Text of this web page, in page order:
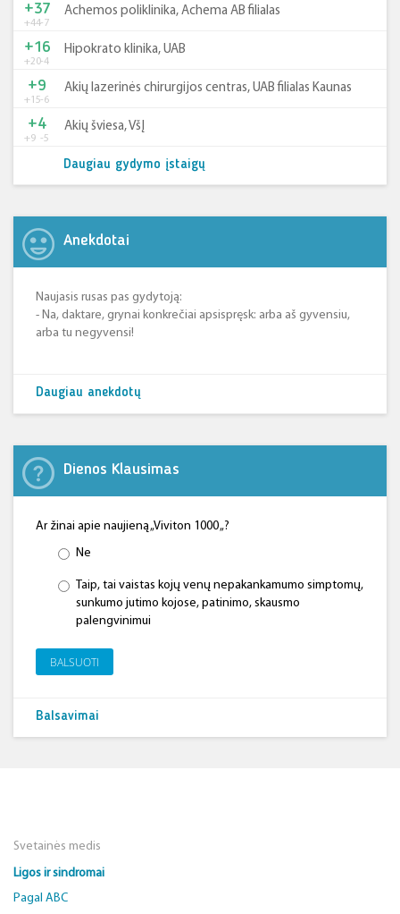
+44-7
+37 Achemos poliklinika, Achema AB filialas
+20-4
+16 Hipokrato klinika, UAB
+15-6
+9 Akių lazerinės chirurgijos centras, UAB filialas Kaunas
+9 -5
+4 Akių šviesa, VšĮ
Daugiau gydymo įstaigų
Anekdotai
Naujasis rusas pas gydytoją:
- Na, daktare, grynai konkrečiai apsispręsk: arba aš gyvensiu,
arba tu negyvensi!
Daugiau anekdotų
Dienos Klausimas
Ar žinai apie naujieną „Viviton 1000 „?
Ne
Taip, tai vaistas kojų venų nepakankamumo simptomų,
sunkumo jutimo kojose, patinimo, skausmo
palengvinimui
BALSUOTI
Balsavimai
Svetainės medis
Ligos ir sindromai
Pagal ABC